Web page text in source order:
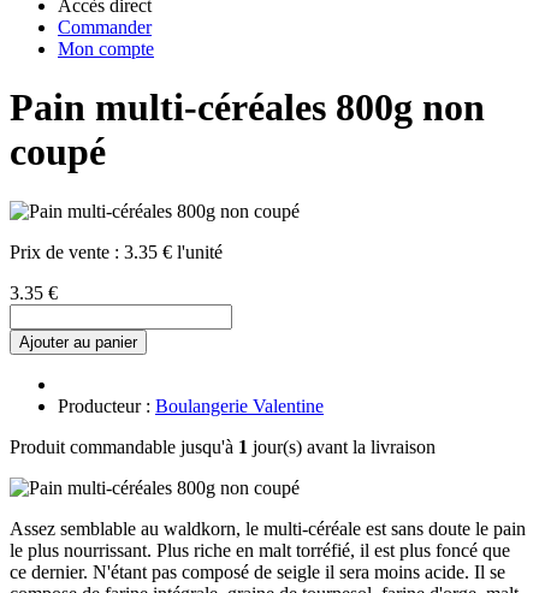
Accès direct
Commander
Mon compte
Pain multi-céréales 800g non
coupé
Prix de vente : 3.35 € l'unité
3.35 €
Ajouter au panier
Producteur : Boulangerie Valentine
Produit commandable jusqu'à 1 jour(s) avant la livraison
Assez semblable au waldkorn, le multi-céréale est sans doute le pain
le plus nourrissant. Plus riche en malt torréfié, il est plus foncé que
ce dernier. N'étant pas composé de seigle il sera moins acide. Il se